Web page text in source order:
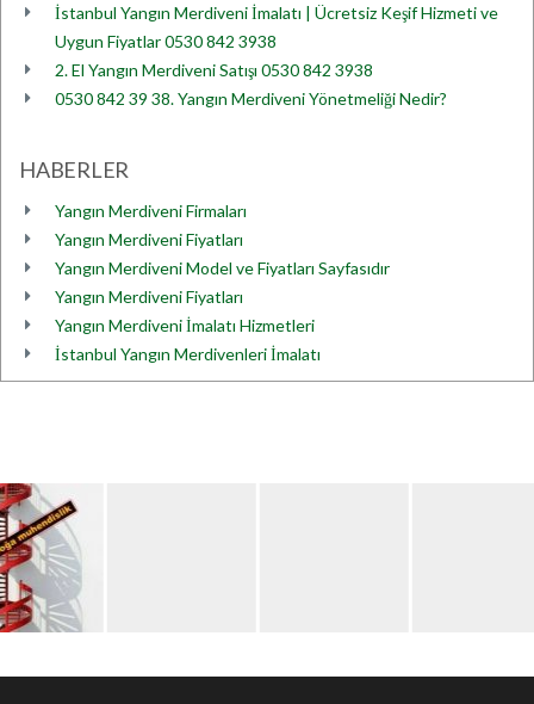
İstanbul Yangın Merdiveni İmalatı | Ücretsiz Keşif Hizmeti ve
Uygun Fiyatlar 0530 842 3938
2. El Yangın Merdiveni Satışı 0530 842 3938
0530 842 39 38. Yangın Merdiveni Yönetmeliği Nedir?
HABERLER
Yangın Merdiveni Firmaları
Yangın Merdiveni Fiyatları
Yangın Merdiveni Model ve Fiyatları Sayfasıdır
Yangın Merdiveni Fiyatları
Yangın Merdiveni İmalatı Hizmetleri
İstanbul Yangın Merdivenleri İmalatı